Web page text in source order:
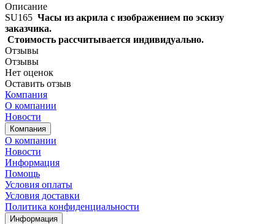
Описание
SU165 Часы из акрила с изображением по эскизу
заказчика.
Стоимость рассчитывается индивидуально.
Отзывы
Отзывы
Нет оценок
Оставить отзыв
Компания
О компании
Новости
Компания
О компании
Новости
Информация
Помощь
Условия оплаты
Условия доставки
Политика конфиденциальности
Информация